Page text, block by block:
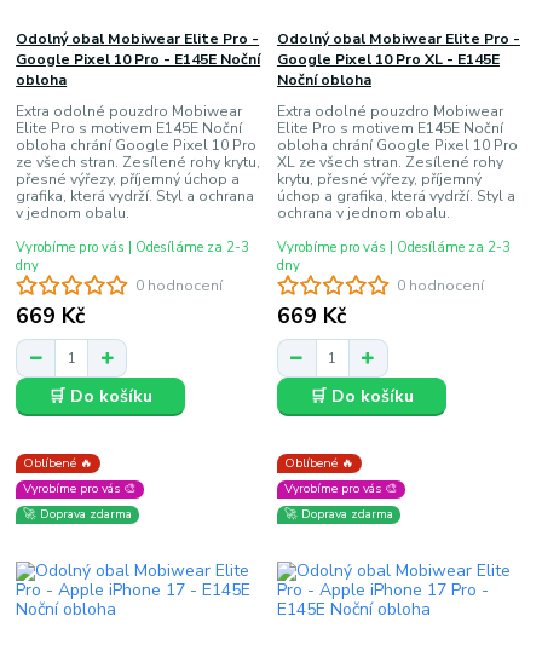
0 hodnocení
Odolný obal Mobiwear Elite Pro -
Google Pixel 10 Pro - E145E Noční
obloha
Extra odolné pouzdro Mobiwear
Elite Pro s motivem E145E Noční
obloha chrání Google Pixel 10 Pro
ze všech stran. Zesílené rohy krytu,
přesné výřezy, příjemný úchop a
grafika, která vydrží. Styl a ochrana
v jednom obalu.
669 Kč
Vyrobíme pro vás | Odesíláme za 2-3
dny
🛒 Do košíku
0 hodnocení
Odolný obal Mobiwear Elite Pro -
Google Pixel 10 Pro XL - E145E
Noční obloha
Extra odolné pouzdro Mobiwear
Elite Pro s motivem E145E Noční
obloha chrání Google Pixel 10 Pro
XL ze všech stran. Zesílené rohy
krytu, přesné výřezy, příjemný
úchop a grafika, která vydrží. Styl a
ochrana v jednom obalu.
669 Kč
Vyrobíme pro vás | Odesíláme za 2-3
dny
🛒 Do košíku
Oblíbené 🔥
Vyrobíme pro vás 🎨
🚀 Doprava zdarma
Oblíbené 🔥
Vyrobíme pro vás 🎨
🚀 Doprava zdarma